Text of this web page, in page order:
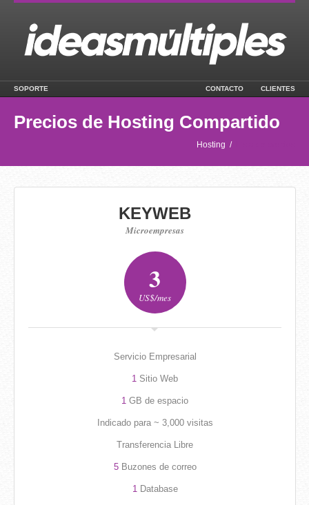
SOPORTE CONTACTO CLIENTES
Precios de Hosting Compartido
Hosting /
KEYWEB
Microempresas
3
US$/mes
Servicio Empresarial
1 Sitio Web
1GB de espacio
Indicado para ~ 3,000 visitas
Transferencia Libre
5Buzones de correo
1Database